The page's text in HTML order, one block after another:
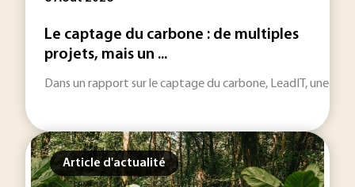
Le captage du carbone : de multiples
projets, mais un ...
Dans un rapport sur le captage du carbone, LeadIT, une
Article d'actualité